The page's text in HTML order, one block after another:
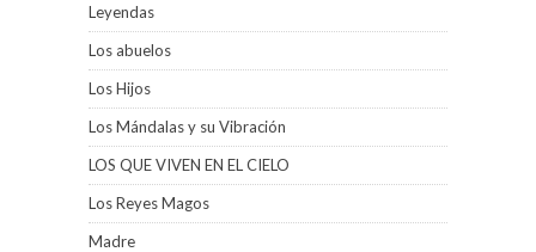
Leyendas
Los abuelos
Los Hijos
Los Mándalas y su Vibración
LOS QUE VIVEN EN EL CIELO
Los Reyes Magos
Madre